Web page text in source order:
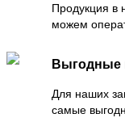
Продукция в
можем
Выгодные
Для наших
самые